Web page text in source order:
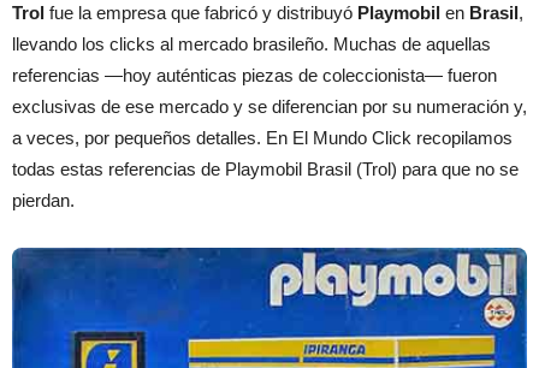
Trol fue la empresa que fabricó y distribuyó Playmobil en Brasil,
llevando los clicks al mercado brasileño. Muchas de aquellas
referencias —hoy auténticas piezas de coleccionista— fueron
exclusivas de ese mercado y se diferencian por su numeración y,
a veces, por pequeños detalles. En El Mundo Click recopilamos
todas estas referencias de Playmobil Brasil (Trol) para que no se
pierdan.